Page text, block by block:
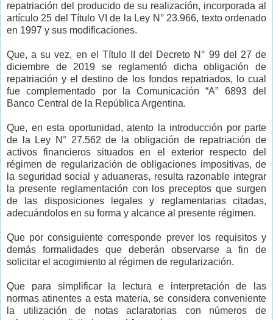
repatriación del producido de su realización, incorporada al
artículo 25 del Título VI de la Ley N° 23.966, texto ordenado
en 1997 y sus modificaciones.
Que, a su vez, en el Título II del Decreto N° 99 del 27 de
diciembre de 2019 se reglamentó dicha obligación de
repatriación y el destino de los fondos repatriados, lo cual
fue complementado por la Comunicación “A” 6893 del
Banco Central de la República Argentina.
Que, en esta oportunidad, atento la introducción por parte
de la Ley N° 27.562 de la obligación de repatriación de
activos financieros situados en el exterior respecto del
régimen de regularización de obligaciones impositivas, de
la seguridad social y aduaneras, resulta razonable integrar
la presente reglamentación con los preceptos que surgen
de las disposiciones legales y reglamentarias citadas,
adecuándolos en su forma y alcance al presente régimen.
Que por consiguiente corresponde prever los requisitos y
demás formalidades que deberán observarse a fin de
solicitar el acogimiento al régimen de regularización.
Que para simplificar la lectura e interpretación de las
normas atinentes a esta materia, se considera conveniente
la utilización de notas aclaratorias con números de